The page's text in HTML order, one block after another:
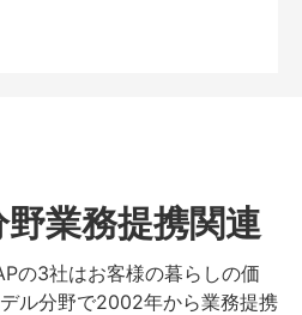
業務提携関連
の3社はお客様の暮らしの価
ル分野で2002年から業務提携